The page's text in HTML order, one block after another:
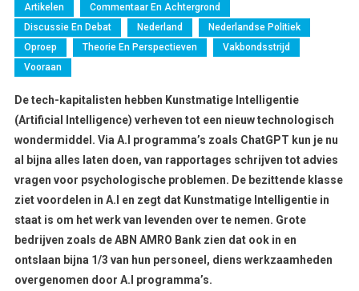
Artikelen
Commentaar En Achtergrond
Discussie En Debat
Nederland
Nederlandse Politiek
Oproep
Theorie En Perspectieven
Vakbondsstrijd
Vooraan
De tech-kapitalisten hebben Kunstmatige Intelligentie
(Artificial Intelligence) verheven tot een nieuw technologisch
wondermiddel. Via A.I programma’s zoals ChatGPT kun je nu
al bijna alles laten doen, van rapportages schrijven tot advies
vragen voor psychologische problemen. De bezittende klasse
ziet voordelen in A.I en zegt dat Kunstmatige Intelligentie in
staat is om het werk van levenden over te nemen. Grote
bedrijven zoals de ABN AMRO Bank zien dat ook in en
ontslaan bijna 1/3 van hun personeel, diens werkzaamheden
overgenomen door A.I programma’s.